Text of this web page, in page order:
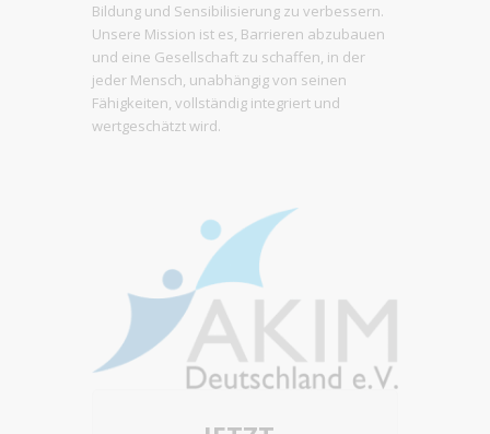
Bildung und Sensibilisierung zu verbessern.
Unsere Mission ist es, Barrieren abzubauen
und eine Gesellschaft zu schaffen, in der
jeder Mensch, unabhängig von seinen
Fähigkeiten, vollständig integriert und
wertgeschätzt wird.